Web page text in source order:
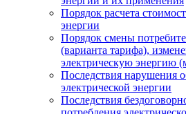
Порядок расчета
энергии
Порядок смены
(варианта тарифа),
электрическую энергию
Последствия нарушения
электрической энергии
Последствия